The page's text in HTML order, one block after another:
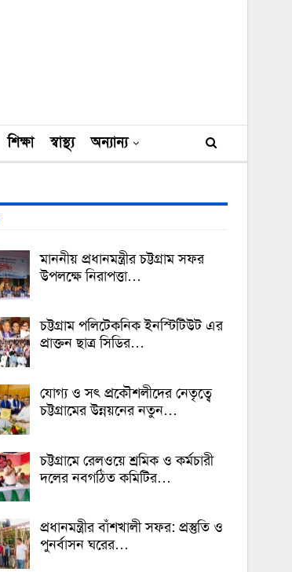
শিক্ষা স্বাস্থ্য অন্যান্য
মাননীয় প্রধানমন্ত্রীর চট্টগ্রাম সফর
উপলক্ষে নিরাপত্তা…
চট্টগ্রাম পলিটেকনিক ইনস্টিটিউট এর
প্রাক্তন ছাত্র সিডির…
যোগ্য ও সৎ প্রকৌশলীদের নেতৃত্বে
চট্টগ্রামের উন্নয়নের নতুন…
চট্টগ্রামে রেলওয়ে শ্রমিক ও কর্মচারী
দলের নবগঠিত কমিটির…
প্রধানমন্ত্রীর বাঁশখালী সফর: প্রস্তুতি ও
পুনর্বাসন ঘরের…